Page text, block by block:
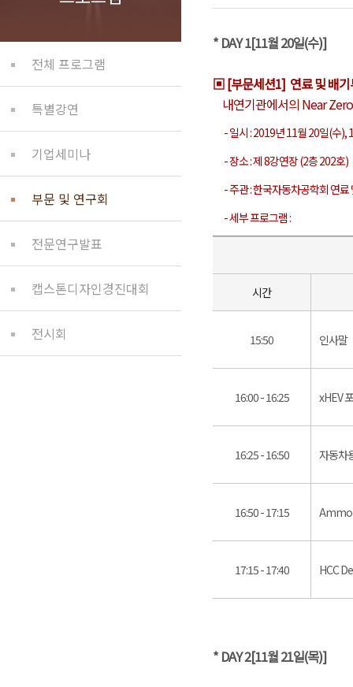
전체 프로그램
특별강연
기업세미나
부문 및 연구회
전문연구발표
캡스톤디자인경진대회
전시회
* DAY 1[11월 20일(수)]
▣ [부문세션1] 연료 및 배
내연기관에서의 Near
- 일시 : 2019년 11월 20일(수),
- 장소 : 제 8강연장 (2층 202호)
- 주관 : 한국자동차공학회 연료
- 세부 프로그램 :
시간
15:50 인사말
16:00 - 16:25 xHEV
16:25 - 16:50 자동차
16:50 - 17:15
17:15 - 17:40 HCC
* DAY 2[11월 21일(목)]